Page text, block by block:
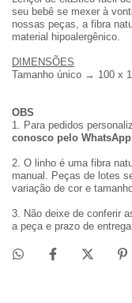
seu bebê se mexer à
nossas peças, a fibra
material hipoalergênico.
DIMENSÕES
Tamanho único → 100 x
OBS
1. Para pedidos
conosco pelo WhatsApp
2. O linho é uma fibra
manual. Peças de lotes
variação de cor e
3. Não deixe de conferir
a peça e prazo de